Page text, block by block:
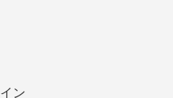
ン